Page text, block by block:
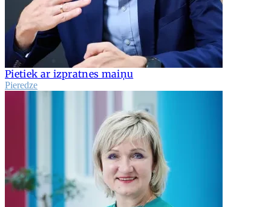
Pietiek ar izpratnes maiņu
Pieredze